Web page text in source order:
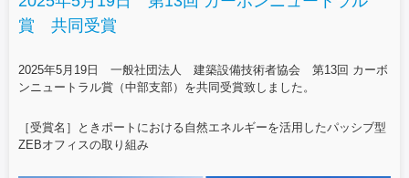
賞 共同受賞
2025年5月19日 一般社団法人 建築設備技術者協会 第13回 カーボ
ンニュートラル賞（中部支部）を共同受賞致しました。
［受賞名］ときポートにおける自然エネルギーを活用したパッシブ型
ZEBオフィスの取り組み